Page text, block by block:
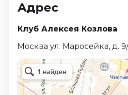
Адрес
Клуб Алексея Козлова
Москва ул. Маросейка, д.